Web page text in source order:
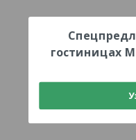
гостиницах